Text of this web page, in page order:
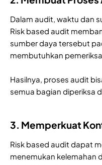
Dalam audit, waktu dan
Risk based audit
sumber daya tersebut
membutuhkan
Hasilnya, proses audit
semua bagian diperiksa
3. Memperkuat
Risk based audit dapat
menemukan kelemahan